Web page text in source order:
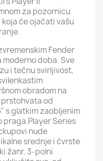
za pozornicu
će ojačati vašu
Fender
moderno doba. Sve
i tečnu svirljivost,
obradom na
od
s glatkim zaobljenim
praga.Player Series
nude
srednje i čvrste
žanr. 3-polni